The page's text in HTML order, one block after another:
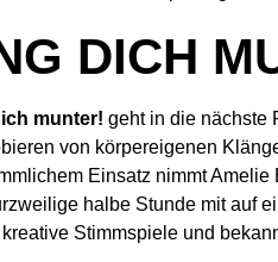
DICH
munter! geht in die nächste
von körpereigenen
Einsatz nimmt
halbe Stunde mit auf
Stimmspiele und